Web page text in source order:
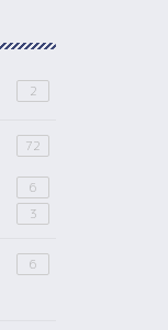
2
72
6
3
6